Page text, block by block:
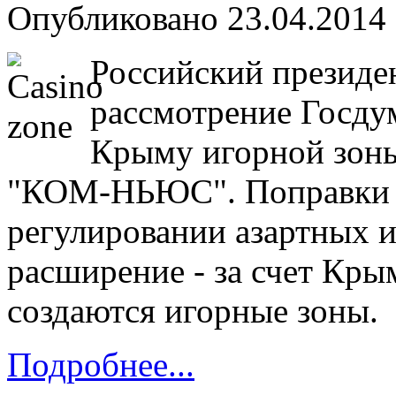
Опубликовано
Российский
рассмотрение
Крыму игорной
"КОМ-НЬЮС". Поправки в
регулировании азартных
расширение - за счет
создаются игорные зоны.
Подробнее...